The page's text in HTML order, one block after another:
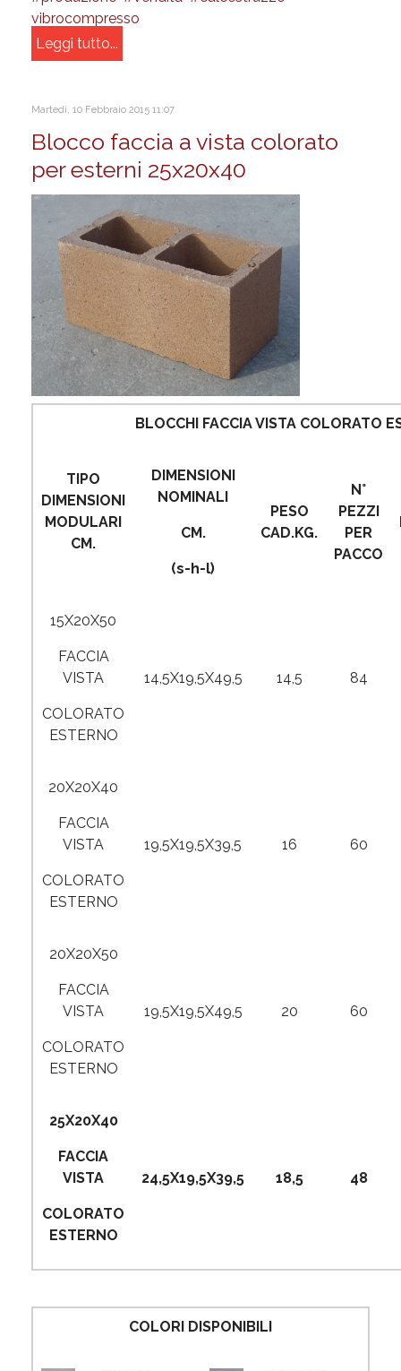
vibrocompresso
Leggi tutto...
Martedì, 10 Febbraio 2015 11:07
Blocco faccia a vista colorato
per esterni 25x20x40
BLOCCHI FACCIA VISTA COLORATO
TIPO
DIMENSIONI
MODULARI
CM.
DIMENSIONI
NOMINALI
CM.
(s-h-l)
PESO
CAD.KG.
N°
PEZZI
PER
PACCO
15X20X50
FACCIA
VISTA
COLORATO
ESTERNO
14,5X19,5X49,5 14,5 84
20X20X40
FACCIA
VISTA
COLORATO
ESTERNO
19,5X19,5X39,5 16 60
20X20X50
FACCIA
VISTA
COLORATO
ESTERNO
19,5X19,5X49,5 20 60
25X20X40
FACCIA
VISTA
COLORATO
ESTERNO
24,5X19,5X39,5 18,5 48
COLORI DISPONIBILI